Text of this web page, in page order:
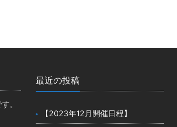
。
最近の投稿
【2023年12月開催日程】